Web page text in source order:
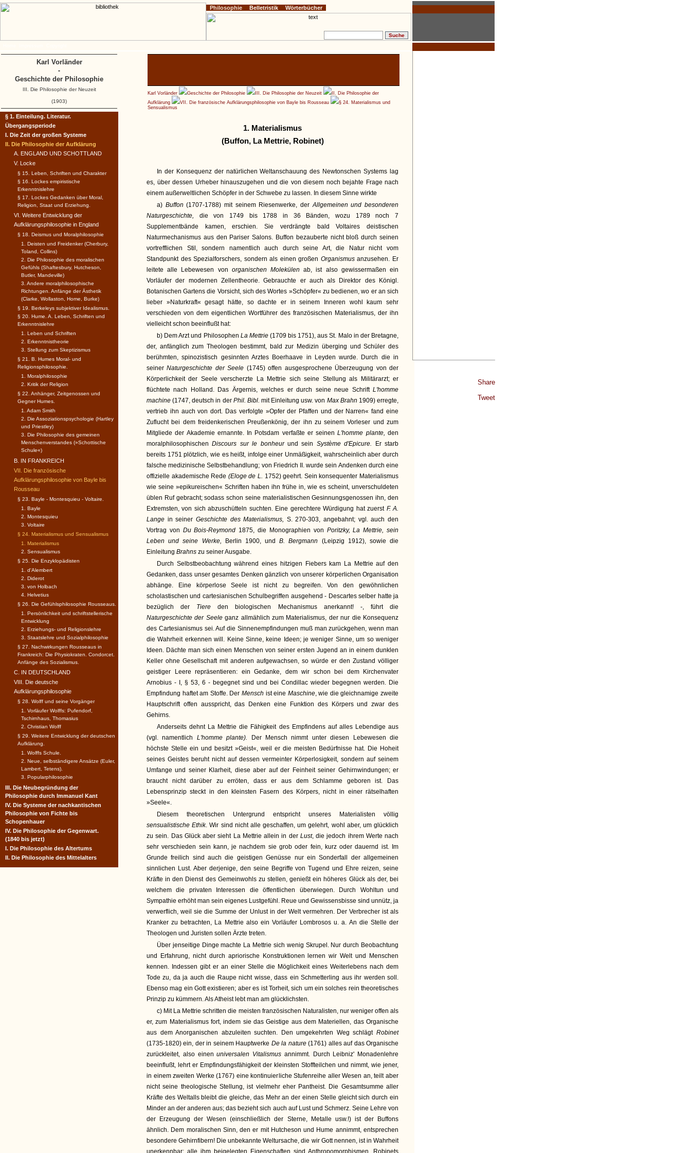
Share
Tweet
Karl Vorländer Geschichte der Philosophie III. Die Philosophie der Neuzeit
II. Die Philosophie der
Aufklärung
VII. Die französische Aufklärungsphilosophie von Bayle bis Rousseau
§ 24. Materialismus und
Sensualismus
1. Materialismus
(Buffon, La Mettrie, Robinet)
In der Konsequenz der natürlichen Weltanschauung des Newtonschen Systems lag
es, über dessen Urheber hinauszugehen und die von diesem noch bejahte Frage nach
einem außerweltlichen Schöpfer in der Schwebe zu lassen. In diesem Sinne wirkte
a) Buffon(1707-1788) mit seinem Riesenwerke, derAllgemeinen und besonderen
Naturgeschichte, die von 1749 bis 1788 in 36 Bänden, wozu 1789 noch 7
Supplementbände kamen, erschien. Sie verdrängte bald Voltaires deistischen
Naturmechanismus aus den Pariser Salons. Buffon bezauberte nicht bloß durch seinen
vortrefflichen Stil, sondern namentlich auch durch seine Art, die Natur nicht vom
Standpunkt des Spezialforschers, sondern als einen großen Organismusanzusehen. Er
leitete alle Lebewesen von organischen Molekülenab, ist also gewissermaßen ein
Vorläufer der modernen Zellentheorie. Gebrauchte er auch als Direktor des Königl.
Botanischen Gartens die Vorsicht, sich des Wortes »Schöpfer« zu bedienen, wo er an sich
lieber »Naturkraft« gesagt hätte, so dachte er in seinem Inneren wohl kaum sehr
verschieden von dem eigentlichen Wortführer des französischen Materialismus, der ihn
vielleicht schon beeinflußt hat:
b) Dem Arzt und Philosophen La Mettrie (1709 bis 1751), aus St. Malo in der Bretagne,
der, anfänglich zum Theologen bestimmt, bald zur Medizin überging und Schüler des
berühmten, spinozistisch gesinnten Arztes Boerhaave in Leyden wurde. Durch die in
seinerNaturgeschichte der Seele (1745) offen ausgesprochene Überzeugung von der
Körperlichkeit der Seele verscherzte La Mettrie sich seine Stellung als Militärarzt; er
flüchtete nach Holland. Das Ärgernis, welches er durch seine neue Schrift L'homme
machine(1747, deutsch in der Phil. Bibl.mit Einleitung usw. von Max Brahn 1909) erregte,
vertrieb ihn auch von dort. Das verfolgte »Opfer der Pfaffen und der Narren« fand eine
Zuflucht bei dem freidenkerischen Preußenkönig, der ihn zu seinem Vorleser und zum
Mitgliede der Akademie ernannte. In Potsdam verfaßte er seinenL'homme plante,den
moralphilosophischenDiscours sur le bonheurund sein Système d'Epicure.
Er starb
bereits 1751 plötzlich, wie es heißt, infolge einer Unmäßigkeit, wahrscheinlich aber durch
falsche medizinische Selbstbehandlung; von Friedrich II. wurde sein Andenken durch eine
offizielle akademische Rede (Eloge de L. 1752) geehrt. Sein konsequenter Materialismus
wie seine »epikureischen« Schriften haben ihn frühe in, wie es scheint, unverschuldeten
üblen Ruf gebracht; sodass schon seine materialistischen Gesinnungsgenossen ihn, den
Extremsten, von sich abzuschütteln suchten. Eine gerechtere Würdigung hat zuerst F. A.
Lange in seiner Geschichte des Materialismus, S. 270-303, angebahnt; vgl. auch den
Vortrag von Du Bois-Reymond 1875, die Monographien von Poritzky, La Mettrie, sein
Leben und seine Werke,
Berlin 1900, undB. Bergmann (Leipzig 1912), sowie die
Einleitung Brahns zu seiner Ausgabe.
Durch Selbstbeobachtung während eines hitzigen Fiebers kam La Mettrie auf den
Gedanken, dass unser gesamtes Denken gänzlich von unserer körperlichen Organisation
abhänge. Eine körperlose Seele ist nicht zu begreifen. Von den gewöhnlichen
scholastischen und cartesianischen Schulbegriffen ausgehend - Descartes selber hatte ja
bezüglich der Tiereden biologischen Mechanismus anerkannt! -, führt die
Naturgeschichte der Seeleganz allmählich zum Materialismus, der nur die Konsequenz
des Cartesianismus sei. Auf die Sinnenempfindungen muß man zurückgehen, wenn man
die Wahrheit erkennen will. Keine Sinne, keine Ideen; je weniger Sinne, um so weniger
Ideen. Dächte man sich einen Menschen von seiner ersten Jugend an in einem dunklen
Keller ohne Gesellschaft mit anderen aufgewachsen, so würde er den Zustand völliger
geistiger Leere repräsentieren: ein Gedanke, dem wir schon bei dem Kirchenvater
Arnobius - I, § 53, 6 - begegnet sind und bei Condillac wieder begegnen werden. Die
Empfindung haftet am Stoffe. Der Mensch ist eine Maschine, wie die gleichnamige zweite
Hauptschrift offen ausspricht, das Denken eine Funktion des Körpers und zwar des
Gehirns.
Anderseits dehnt La Mettrie die Fähigkeit des Empfindens auf alles Lebendige aus
(vgl. namentlich L'homme plante).
Der Mensch nimmt unter diesen Lebewesen die
höchste Stelle ein und besitzt »Geist«, weil er die meisten Bedürfnisse hat. Die Hoheit
seines Geistes beruht nicht auf dessen vermeinter Körperlosigkeit, sondern auf seinem
Umfange und seiner Klarheit, diese aber auf der Feinheit seiner Gehirnwindungen; er
braucht nicht darüber zu erröten, dass er aus dem Schlamme geboren ist. Das
Lebensprinzip steckt in den kleinsten Fasern des Körpers, nicht in einer rätselhaften
»Seele«.
Diesem theoretischen Untergrund entspricht unseres Materialisten völlig
sensualistische Ethik. Wir sind nicht alle geschaffen, um gelehrt, wohl aber, um glücklich
zu sein. Das Glück aber sieht La Mettrie allein in der Lust, die jedoch ihrem Werte nach
sehr verschieden sein kann, je nachdem sie grob oder fein, kurz oder dauernd ist. Im
Grunde freilich sind auch die geistigen Genüsse nur ein Sonderfall der allgemeinen
sinnlichen Lust. Aber derjenige, den seine Begriffe von Tugend und Ehre reizen, seine
Kräfte in den Dienst des Gemeinwohls zu stellen, genießt ein höheres Glück als der, bei
welchem die privaten Interessen die öffentlichen überwiegen. Durch Wohltun und
Sympathie erhöht man sein eigenes Lustgefühl. Reue und Gewissensbisse sind unnütz, ja
verwerflich, weil sie die Summe der Unlust in der Welt vermehren. Der Verbrecher ist als
Kranker zu betrachten, La Mettrie also ein Vorläufer Lombrosos u. a. An die Stelle der
Theologen und Juristen sollen Ärzte treten.
Über jenseitige Dinge machte La Mettrie sich wenig Skrupel. Nur durch Beobachtung
und Erfahrung, nicht durch apriorische Konstruktionen lernen wir Welt und Menschen
kennen. Indessen gibt er an einer Stelle die Möglichkeit eines Weiterlebens nach dem
Tode zu, da ja auch die Raupe nicht wisse, dass ein Schmetterling aus ihr werden soll.
Ebenso mag ein Gott existieren; aber es ist Torheit, sich um ein solches rein theoretisches
Prinzip zu kümmern. Als Atheist lebt man am glücklichsten.
c) Mit La Mettrie schritten die meisten französischen Naturalisten, nur weniger offen als
er, zum Materialismus fort, indem sie das Geistige aus dem Materiellen, das Organische
aus dem Anorganischen abzuleiten suchten. Den umgekehrten Weg schlägt Robinet
(1735-1820) ein, der in seinem Hauptwerke De la nature(1761) alles auf das Organische
zurückleitet, also einenuniversalen Vitalismus annimmt. Durch Leibniz' Monadenlehre
beeinflußt, lehrt er Empfindungsfähigkeit der kleinsten Stoffteilchen und nimmt, wie jener,
in einem zweiten Werke (1767) eine kontinuierliche Stufenreihe aller Wesen an, teilt aber
nicht seine theologische Stellung, ist vielmehr eher Pantheist. Die Gesamtsumme aller
Kräfte des Weltalls bleibt die gleiche, das Mehr an der einen Stelle gleicht sich durch ein
Minder an der anderen aus; das bezieht sich auch auf Lust und Schmerz. Seine Lehre von
der Erzeugung der Wesen (einschließlich der Sterne, Metalle usw.!) ist der Buffons
ähnlich. Dem moralischen Sinn, den er mit Hutcheson und Hume annimmt, entsprechen
besondere Gehirnfibern! Die unbekannte Weltursache, die wir Gott nennen, ist in Wahrheit
unerkennbar; alle ihm beigelegten Eigenschaften sind Anthropomorphismen. Robinets
§ 1. Einteilung. Literatur.
Übergangsperiode
I. Die Zeit der großen Systeme
II. Die Philosophie der Aufklärung
A. ENGLAND UND SCHOTTLAND
V. Locke
§ 15. Leben, Schriften und Charakter
§ 16. Lockes empiristische
Erkenntnislehre
§ 17. Lockes Gedanken über Moral,
Religion, Staat und Erziehung.
VI. Weitere Entwicklung der
Aufklärungsphilosophie in England
§ 18. Deismus und Moralphilosophie
1. Deisten und Freidenker (Cherbury,
Toland, Collins)
2. Die Philosophie des moralischen
Gefühls (Shaftesbury, Hutcheson,
Butler, Mandeville)
3. Andere moralphilosophische
Richtungen. Anfänge der Ästhetik
(Clarke, Wollaston, Home, Burke)
§ 19. Berkeleys subjektiver Idealismus.
§ 20. Hume. A. Leben, Schriften und
Erkenntnislehre
1. Leben und Schriften
2. Erkenntnistheorie
3. Stellung zum Skeptizismus
§ 21. B. Humes Moral- und
Religionsphilosophie.
1. Moralphilosophie
2. Kritik der Religion
§ 22. Anhänger, Zeitgenossen und
Gegner Humes.
1. Adam Smith
2. Die Assoziationspsychologie (Hartley
und Priestley)
3. Die Philosophie des gemeinen
Menschenverstandes (»Schottische
Schule«)
B. IN FRANKREICH
VII. Die französische
Aufklärungsphilosophie von Bayle bis
Rousseau
§ 23. Bayle - Montesquieu - Voltaire.
1. Bayle
2. Montesquieu
3. Voltaire
§ 24. Materialismus und Sensualismus
1. Materialismus
2. Sensualismus
§ 25. Die Enzyklopädisten
1. d'Alembert
2. Diderot
3. von Holbach
4. Helvetius
§ 26. Die Gefühlsphilosophie Rousseaus.
1. Persönlichkeit und schriftstellerische
Entwicklung
2. Erziehungs- und Religionslehre
3. Staatslehre und Sozialphilosophie
§ 27. Nachwirkungen Rousseaus in
Frankreich: Die Physiokraten. Condorcet.
Anfänge des Sozialismus.
C. IN DEUTSCHLAND
VIII. Die deutsche
Aufklärungsphilosophie
§ 28. Wolff und seine Vorgänger
1. Vorläufer Wolffs: Pufendorf,
Tschirnhaus, Thomasius
2. Christian Wolff
§ 29. Weitere Entwicklung der deutschen
Aufklärung.
1. Wolffs Schule.
2. Neue, selbständigere Ansätze (Euler,
Lambert, Tetens).
3. Popularphilosophie
III. Die Neubegründung der
Philosophie durch Immanuel Kant
IV. Die Systeme der nachkantischen
Philosophie von Fichte bis
Schopenhauer
IV. Die Philosophie der Gegenwart.
(1840 bis jetzt)
I. Die Philosophie des Altertums
II. Die Philosophie des Mittelalters
Philosophie Belletristik Wörterbücher
Karl Vorländer
-
Geschichte der Philosophie
III. Die Philosophie der Neuzeit
(1903)